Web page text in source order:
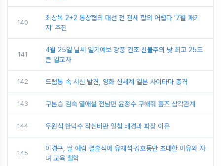
140
최상목 2+2 통상협의 대선 전 관세 합의 어렵다 ‘7월 패키
지’ 추진
141
4월 25일 날씨 일기예보 강풍 건조 산불주의 낮 최고 25도
큰 일교차
142 드럼통 속 시신 발견, 영화 신세계 일본 사이타마 충격
143 구본승 김숙 열애설 전남편 윤정수 구해줘 홈즈 삼각관계
144 우원식 한덕수 작심비판 일침 배경과 파장 이유
145
이경규, 딸 예림 결혼식에 유재석·강호동만 초대한 이유와 자
녀 교육 철학